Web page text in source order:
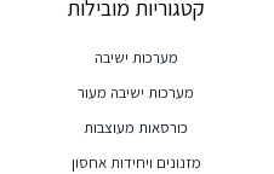
קטגוריות מובילות
מערכות ישיבה
מערכות ישיבה מעור
כורסאות מעוצבות
מזנונים ויחידות אחסון